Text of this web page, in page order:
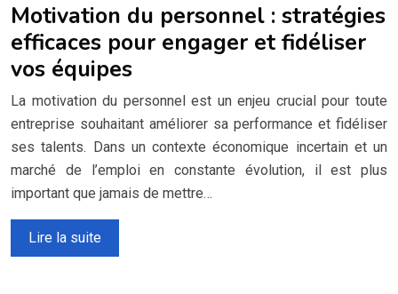
Motivation du personnel : stratégies
efficaces pour engager et fidéliser
vos équipes
La motivation du personnel est un enjeu crucial pour toute
entreprise souhaitant améliorer sa performance et fidéliser
ses talents. Dans un contexte économique incertain et un
marché de l’emploi en constante évolution, il est plus
important que jamais de mettre…
Lire la suite